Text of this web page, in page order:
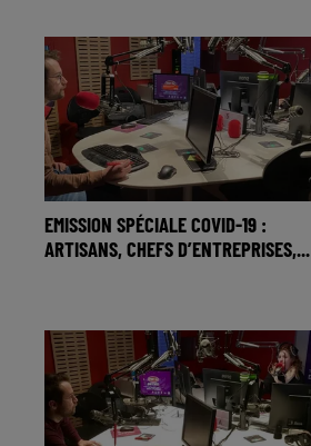
EMISSION SPÉCIALE COVID-19 :
ARTISANS, CHEFS D’ENTREPRISES,...